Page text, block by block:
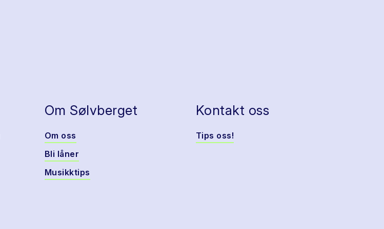
Om Sølvberget
Om oss
Bli låner
Musikktips
Kontakt oss
Tips oss!